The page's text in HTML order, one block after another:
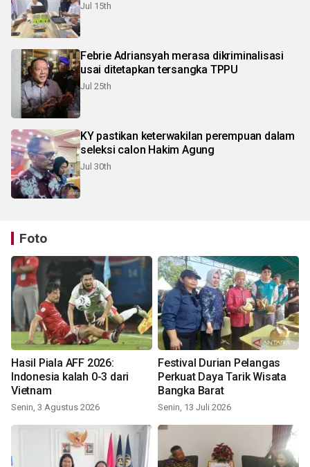
Jul 15th
Febrie Adriansyah merasa dikriminalisasi
usai ditetapkan tersangka TPPU
Jul 25th
KY pastikan keterwakilan perempuan dalam
seleksi calon Hakim Agung
Jul 30th
Foto
Hasil Piala AFF 2026:
Indonesia kalah 0-3 dari
Vietnam
Senin, 3 Agustus 2026
Festival Durian Pelangas
Perkuat Daya Tarik Wisata
Bangka Barat
Senin, 13 Juli 2026